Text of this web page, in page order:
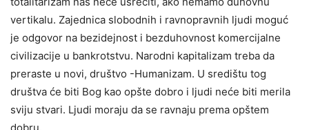
vertikalu. Zajednica slobodnih i ravnopravnih ljudi moguć
je odgovor na bezidejnost i bezduhovnost komercijalne
civilizacije u bankrotstvu. Narodni kapitalizam treba da
preraste u novi, društvo -Humanizam. U središtu tog
društva će biti Bog kao opšte dobro i ljudi neće biti merila
sviju stvari. Ljudi moraju da se ravnaju prema opštem